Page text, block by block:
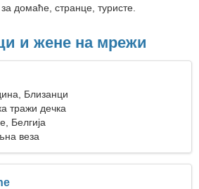
домаће, странце, туристе.
и жене на мрежи
Близанци
тражи дечка
Белгија
веза